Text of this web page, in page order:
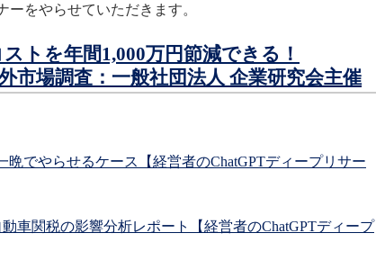
をやらせていただきます。
トを年間1,000万円節減できる！
市場調査：一般社団法人 企業研究会主催
晩でやらせるケース【経営者のChatGPTディープリサー
車関税の影響分析レポート【経営者のChatGPTディープ